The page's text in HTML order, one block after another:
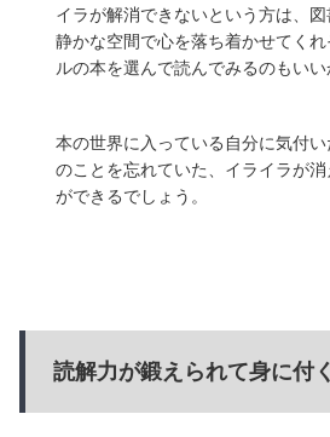
イラが解消できないという方は、図
静かな空間で心を落ち着かせてく
ルの本を選んで読んでみるのもいい
本の世界に入っている自分に気付
のことを忘れていた、イライラが
ができるでしょう。
読解力が鍛えられて身に付